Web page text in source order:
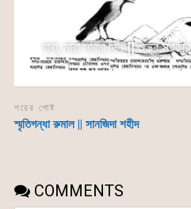
বাবা, মারা যাবার দিন || শুভ্র সরকার
পরের পোষ্ট
স্মৃতিগন্ধা রুমাল || সানজিদা শহীদ
COMMENTS